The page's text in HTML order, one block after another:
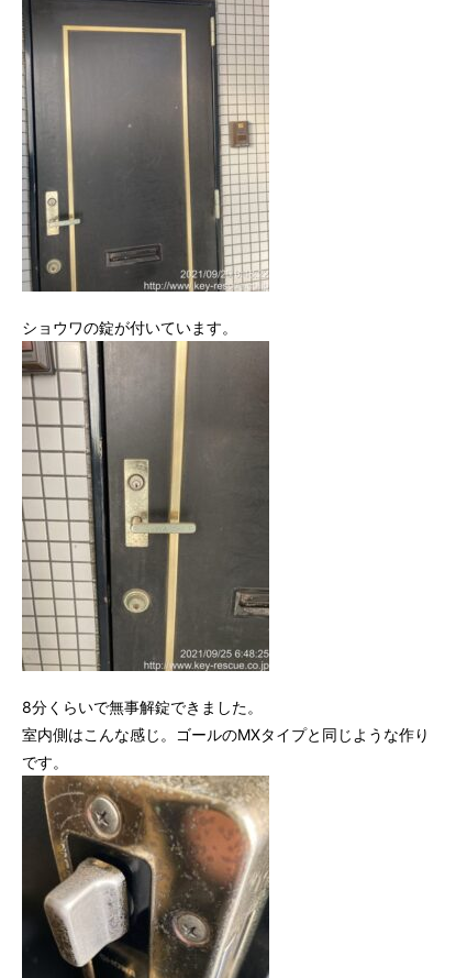
ショウワの錠が付いています。
8分くらいで無事解錠できました。
室内側はこんな感じ。ゴールのMXタイプと同じような作り
です。